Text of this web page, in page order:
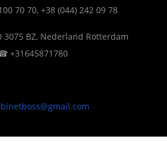
70 70, +38 (044) 242 09 78
3075 BZ, Nederland Rotterdam
+31645871780